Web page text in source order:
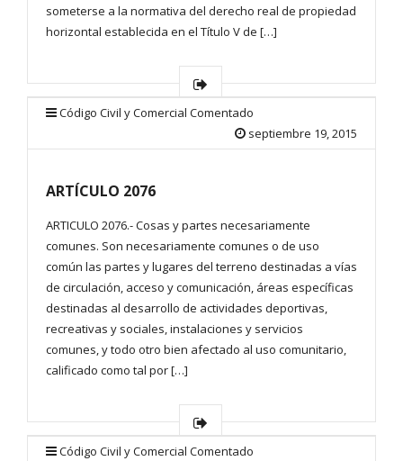
someterse a la normativa del derecho real de propiedad
horizontal establecida en el Título V de […]
Código Civil y Comercial Comentado
septiembre 19, 2015
ARTÍCULO 2076
ARTICULO 2076.- Cosas y partes necesariamente
comunes. Son necesariamente comunes o de uso
común las partes y lugares del terreno destinadas a vías
de circulación, acceso y comunicación, áreas específicas
destinadas al desarrollo de actividades deportivas,
recreativas y sociales, instalaciones y servicios
comunes, y todo otro bien afectado al uso comunitario,
calificado como tal por […]
Código Civil y Comercial Comentado